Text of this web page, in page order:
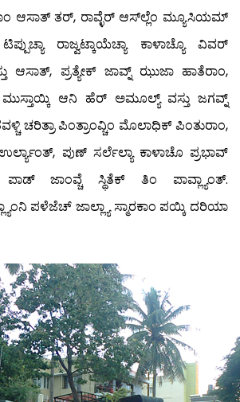
ಆಸಾತ್ ತರ್, ರಾವ್ಳೆರ್ ಆಸ್‍ಲ್ಲೆಂ ಮ್ಯೂಸಿಯಮ್
ರಾಜ್ವಟ್ಕಾಯೆಚ್ಯಾ ಕಾಳಾಚ್ಯೊ ವಿವರ್
ಆಸಾತ್, ಪ್ರತ್ಯೇಕ್ ಜಾವ್ನ್ ಝುಜಾ ಹಾತೆರಾಂ,
ಮುಸ್ತಾಯ್ಕಿ ಆನಿ ಹೆರ್ ಅಮೂಲ್ಯ್ ವಸ್ತು ಜಗವ್ನ್
ಚರಿತ್ರಾ ಪಿಂತ್ರಾಂವ್ಚಿಂ ಮೊಲಾಧಿಕ್ ಪಿಂತುರಾಂ,
ಪುಣ್ ಸರ್ಲೆಲ್ಯಾ ಕಾಳಾಚೊ ಪ್ರಭಾವ್
ಜಾಂವ್ಚೆ ಸ್ಥಿತೆಕ್ ತಿಂ ಪಾವ್ಲ್ಯಾಂತ್.
ಪಳೆಜೆಚ್ ಜಾಲ್ಲ್ಯಾ ಸ್ಮಾರಕಾಂ ಪಯ್ಕಿ ದರಿಯಾ